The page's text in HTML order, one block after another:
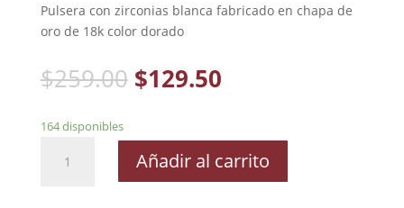
Pulsera con zirconias blanca fabricado en chapa de
oro de 18k color dorado
$259.00 $129.50
164 disponibles
Añadir al carrito